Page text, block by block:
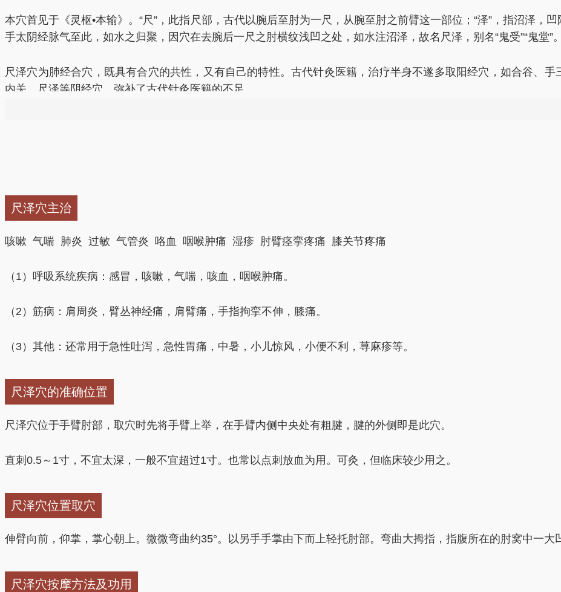
本穴首见于《灵枢•本输》。“尺”，此指尺部，古代以腕后至肘为一尺，从腕至肘之前臂这一部位；“泽”，指沼泽，
手太阴经脉气至此，如水之归聚，因穴在去腕后一尺之肘横纹浅凹之处，如水注沼泽，故名尺泽，别名“鬼受”“鬼堂”。
尺泽穴为肺经合穴，既具有合穴的共性，又有自己的特性。古代针灸医籍，治疗半身不遂多取阳经穴，如合谷、
内关、尺泽等阴经穴，弥补了古代针灸医籍的不足。
（2）本穴是治疗筋病之常用穴。
用。”《针灸大成》言：“紧急不开手难伸，尺泽从来要认真。”《胜玉歌》言：“尺泽能医筋拘挛”《针灸聚英》记载
等合用，多以提插泻法用之，也常用刺血疗法。
（3）可用于急性肠胃炎的治疗。 早在《针灸大成》载曰：“吐血尺泽功无比。”《针灸资生经》载有：“尺泽主呕泄
疗具有清血热、泄毒邪的作用，对于治疗呕吐、泄泻有确切的实效性。用本穴治疗急性呕吐，事出有据，验之有效。
尺泽穴主治
咳嗽 气喘 肺炎 过敏 气管炎 咯血 咽喉肿痛 湿疹 肘臂痉挛疼痛 膝关节疼痛
（1）呼吸系统疾病：感冒，咳嗽，气喘，咳血，咽喉肿痛。
（2）筋病：肩周炎，臂丛神经痛，肩臂痛，手指拘挛不伸，膝痛。
（3）其他：还常用于急性吐泻，急性胃痛，中暑，小儿惊风，小便不利，荨麻疹等。
尺泽穴的准确位置
尺泽穴位于手臂肘部，取穴时先将手臂上举，在手臂内侧中央处有粗腱，腱的外侧即是此穴。
直刺0.5～1寸，不宜太深，一般不宜超过1寸。也常以点刺放血为用。可灸，但临床较少用之。
尺泽穴位置取穴
伸臂向前，仰掌，掌心朝上。微微弯曲约35°。以另手手掌由下而上轻托肘部。弯曲大拇指，指腹所在的肘窝中一大
尺泽穴按摩方法及功用